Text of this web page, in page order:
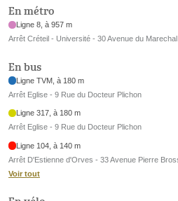
En métro
Ligne 8, à 957 m
Arrêt Créteil - Université - 30 Avenue du
En bus
Ligne TVM, à 180 m
Arrêt Eglise - 9 Rue du Docteur Plichon
Ligne 317, à 180 m
Arrêt Eglise - 9 Rue du Docteur Plichon
Ligne 104, à 140 m
Arrêt D'Estienne d'Orves - 33 Avenue Pierre
Voir tout